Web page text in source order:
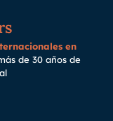
en
de 30 años de